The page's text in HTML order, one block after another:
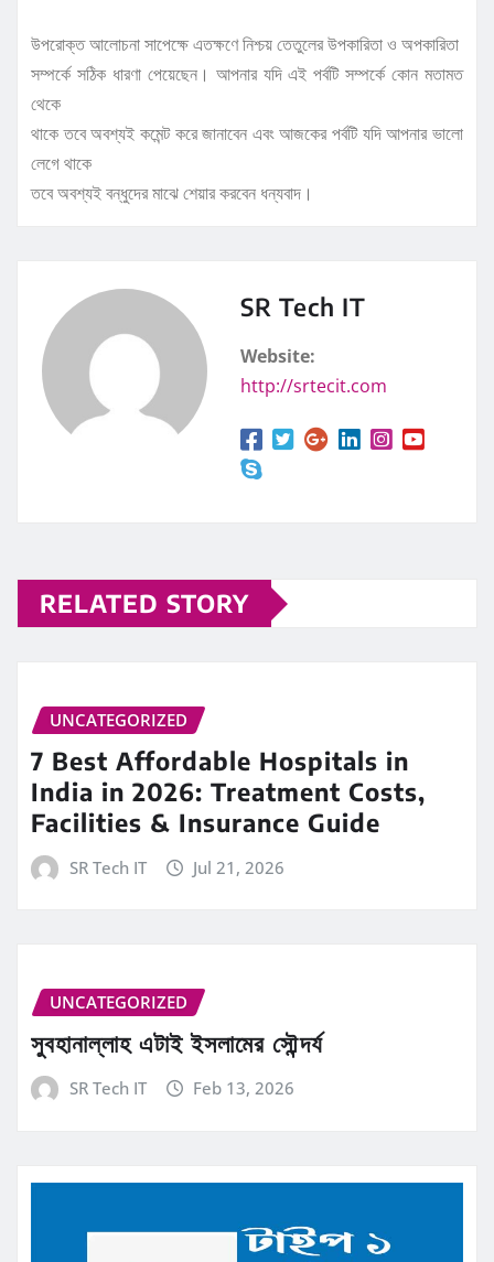
উপরোক্ত আলোচনা সাপেক্ষে এতক্ষণে নিশ্চয় তেতুলের উপকারিতা ও অপকারিতা
সম্পর্কে সঠিক ধারণা পেয়েছেন। আপনার যদি এই পর্বটি সম্পর্কে কোন মতামত
থেকে
থাকে তবে অবশ্যই কমেন্ট করে জানাবেন এবং আজকের পর্বটি যদি আপনার ভালো
লেগে থাকে
তবে অবশ্যই বন্ধুদের মাঝে শেয়ার করবেন ধন্যবাদ।
SR Tech IT
Website:
http://srtecit.com
RELATED STORY
UNCATEGORIZED
7 Best Affordable Hospitals in
India in 2026: Treatment Costs,
Facilities & Insurance Guide
SR Tech IT Jul 21, 2026
UNCATEGORIZED
সুবহানাল্লাহ এটাই ইসলামের সৌন্দর্য
SR Tech IT Feb 13, 2026